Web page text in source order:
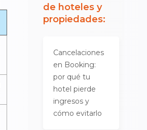
de hoteles y
propiedades:
Cancelaciones
en Booking:
por qué tu
hotel pierde
ingresos y
cómo evitarlo